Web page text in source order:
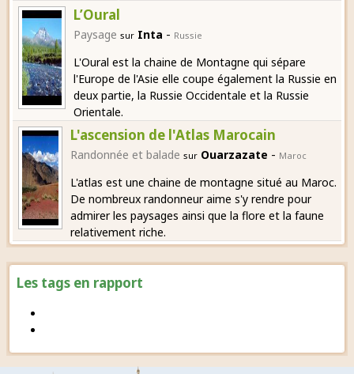
Les tags en rapport
L’Oural
Paysage sur Inta - Russie
L'Oural est la chaine de Montagne qui sépare
l'Europe de l'Asie elle coupe également la Russie en
deux partie, la Russie Occidentale et la Russie
Orientale.
L'ascension de l'Atlas Marocain
Randonnée et balade sur Ouarzazate - Maroc
L'atlas est une chaine de montagne situé au Maroc.
De nombreux randonneur aime s'y rendre pour
admirer les paysages ainsi que la flore et la faune
relativement riche.